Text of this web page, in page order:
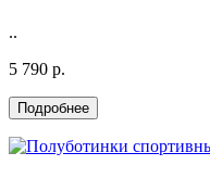
..
5 790 р.